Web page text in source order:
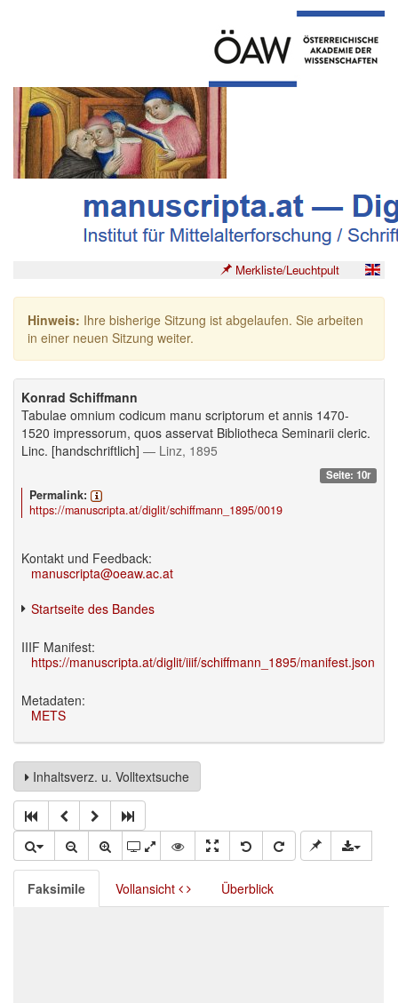
Merkliste/Leuchtpult
Hinweis: Ihre bisherige Sitzung ist abgelaufen. Sie arbeiten
in einer neuen Sitzung weiter.
Konrad Schiffmann
Tabulae omnium codicum manu scriptorum et annis 1470-
1520 impressorum, quos asservat Bibliotheca Seminarii cleric.
Linc. [handschriftlich] — Linz, 1895
Seite: 10r
Permalink:
https://manuscripta.at/diglit/schiffmann_1895/0019
Kontakt und Feedback:
manuscripta@oeaw.ac.at
Startseite des Bandes
IIIF Manifest:
https://manuscripta.at/diglit/iiif/schiffmann_1895/manifest.json
Metadaten:
METS
Inhaltsverz. u. Volltextsuche
Faksimile Vollansicht Überblick